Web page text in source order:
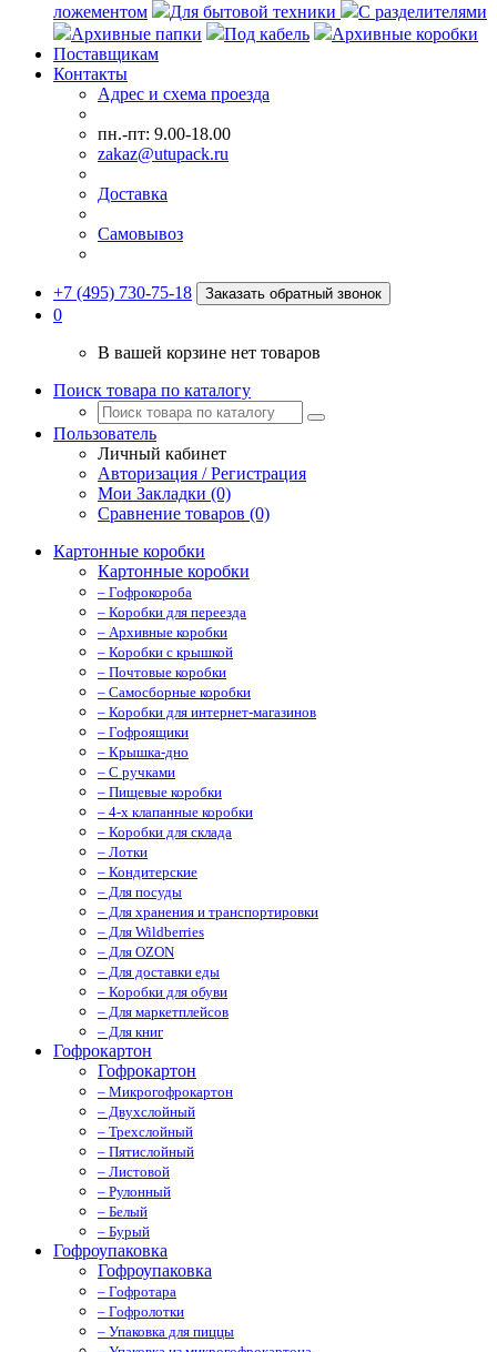
ложементом
Для бытовой техники
С разделителями
Архивные папки
Под кабель
Архивные коробки
Поставщикам
Контакты
Адрес и схема проезда
пн.-пт: 9.00-18.00
zakaz@utupack.ru
Доставка
Самовывоз
+7 (495) 730-75-18 Заказать обратный звонок
0
В вашей корзине нет товаров
Поиск товара по каталогу
Пользователь
Личный кабинет
Авторизация / Регистрация
Мои Закладки (0)
Сравнение товаров (0)
Картонные коробки
Картонные коробки
– Гофрокороба
– Коробки для переезда
– Архивные коробки
– Коробки с крышкой
– Почтовые коробки
– Самосборные коробки
– Коробки для интернет-магазинов
– Гофроящики
– Крышка-дно
– С ручками
– Пищевые коробки
– 4-х клапанные коробки
– Коробки для склада
– Лотки
– Кондитерские
– Для посуды
– Для хранения и транспортировки
– Для Wildberries
– Для OZON
– Для доставки еды
– Коробки для обуви
– Для маркетплейсов
– Для книг
Гофрокартон
Гофрокартон
– Микрогофрокартон
– Двухслойный
– Трехслойный
– Пятислойный
– Листовой
– Рулонный
– Белый
– Бурый
Гофроупаковка
Гофроупаковка
– Гофротара
– Гофролотки
– Упаковка для пиццы